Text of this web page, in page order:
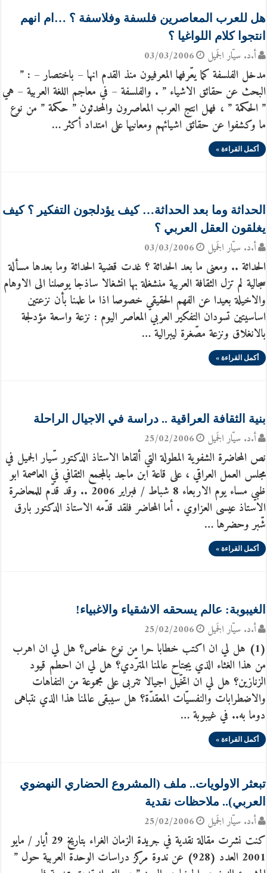
هل للعرب المعاصرين فلسفة وفلاسفة ؟ …ام انهم
انتجوا كلام اللواغيا ؟
أ.د. سيّار الجَميل 03/03/2006
مدخل الفلسفة كما يعّرفها المعرفيون منذ القدم انها – باختصار – : ”
البحث عن حقائق الاشياء ” . والفلسفة – في معاجم اللغة العربية – هي
” الحكمة ” ، فهل انتج العرب المعاصرون والمحدثون ” حكمة ” من نوع
ما وكشفوا عن حقائق اشيائهم ومعانيها على امتداد أكثر …
أكمل القراءة »
الحداثة وما بعد الحداثة… كيف يؤدلجون التفكير ؟ كيف
يغلقون العقل العربي ؟
أ.د. سيّار الجَميل 03/03/2006
الحداثة .. ومعنى ما بعد الحداثة ؟ غدت قضية الحداثة وما بعدها مسألة
سجالية لم تزل الثقافة العربية منشغلة بها انشغالا ساذجا يوصلنا الى الاوهام
والاخيلة بعيدا عن الفهم الحقيقي خصوصا اذا ما علمنا بأن نزعتين
اساسيتين تسودان التفكير العربي المعاصر اليوم : نزعة واسعة مؤدلجة
بالانغلاق ونزعة مصّغرة ليبرالية …
أكمل القراءة »
بنية الثقافة العراقية .. دراسة في الاجيال الراحلة
أ.د. سيّار الجَميل 25/02/2006
نص المحاضرة الشفوية المطولة التي ألقاها الاستاذ الدكتور سّيار الجميل في
مجلس العمل العراقي ، على قاعة ابن ماجد بالمجمع الثقافي في العاصمة ابو
ظبي مساء يوم الاربعاء 8 شباط / فبراير 2006 .. وقد قدّم للمحاضرة
الاستاذ عيسى العزاوي . أما المحاضر فلقد قدّمه الاستاذ الدكتور بارق
شّبر وحضرها …
أكمل القراءة »
الغيبوبة: عالم يسحقه الاشقياء والاغبياء!
أ.د. سيّار الجَميل 25/02/2006
(1) هل لي ان اكتب خطابا حرا من نوع خاص؟ هل لي ان اهرب
من هذا الغثاء الذي يجتاح عالمنا المترّدي؟ هل لي ان احطم قيود
الزنازين؟ هل لي ان اتخّيل اجيالا تتربى على مجموعة من التفاهات
والاضطرابات والنفسيّات المعقدّة؟ هل سيبقى عالمنا هذا الذي نتباهى
دوما به.. في غيبوبة …
أكمل القراءة »
تبعثر الاولويات.. ملف (المشروع الحضاري النهضوي
العربي).. ملاحظات نقدية
أ.د. سيّار الجَميل 25/02/2006
كنت نشرت مقالة نقدية في جريدة الزمان الغراء بتاريخ 29 أيار / مايو
2001 العدد (928) عن ندوة مركز دراسات الوحدة العربية حول ”